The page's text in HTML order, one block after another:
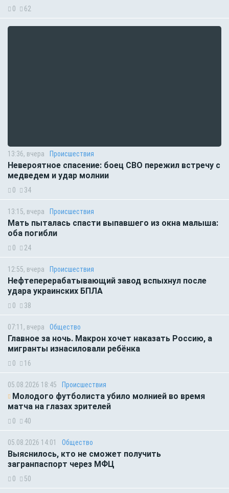
0 62
13:36, вчера Происшествия
Невероятное спасение: боец СВО пережил встречу с
медведем и удар молнии
0 34
13:15, вчера Происшествия
Мать пыталась спасти выпавшего из окна малыша:
оба погибли
0 24
12:55, вчера Происшествия
Нефтеперерабатывающий завод вспыхнул после
удара украинских БПЛА
0 38
07:11, вчера Общество
Главное за ночь. Макрон хочет наказать Россию, а
мигранты изнасиловали ребёнка
0 16
05.08.2026 18:45 Происшествия
Молодого футболиста убило молнией во время
матча на глазах зрителей
0 40
05.08.2026 14:01 Общество
Выяснилось, кто не сможет получить
загранпаспорт через МФЦ
0 50